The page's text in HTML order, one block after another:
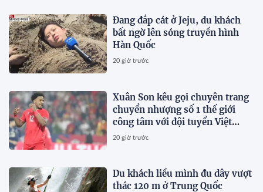
Đang đắp cát ở Jeju, du khách
bất ngờ lên sóng truyền hình
Hàn Quốc
20 giờ trước
Xuân Son kêu gọi chuyên trang
chuyển nhượng số 1 thế giới
công tâm với đội tuyển Việt
Nam
20 giờ trước
Du khách liều mình đu dây vượt
thác 120 m ở Trung Quốc